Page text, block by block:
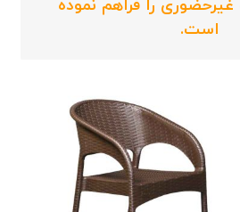
را فراهم نموده
است.